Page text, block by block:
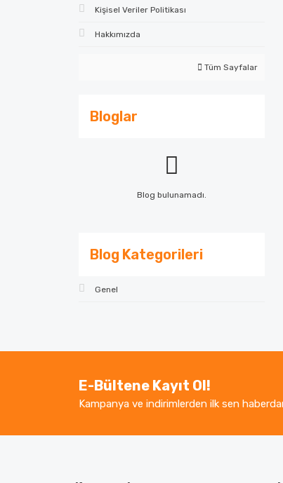
Kişisel Veriler Politikası
Hakkımızda
Tüm Sayfalar
Bloglar
Blog bulunamadı.
Blog Kategorileri
Genel
E-Bültene Kayıt Ol!
Kampanya ve indirimlerden ilk sen